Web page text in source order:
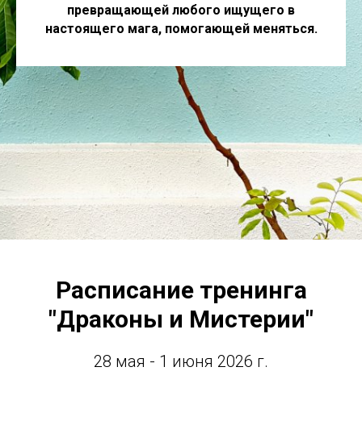
превращающей любого ищущего в
настоящего мага, помогающей меняться.
Расписание тренинга
"Драконы и Мистерии"
28 мая - 1 июня 2026 г.